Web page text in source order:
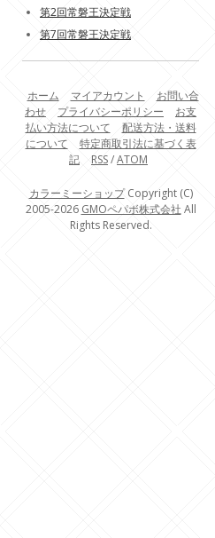
第2回常磐王決定戦
第7回常磐王決定戦
ホーム マイアカウント
お問い合
わせ
プライバシーポリシー
お支
払い方法について
配送方法・送料
について
特定商取引法に基づく表
記
RSS/ATOM
カラーミーショップCopyright (C)
2005-2026 GMOペパボ株式会社 All
Rights Reserved.